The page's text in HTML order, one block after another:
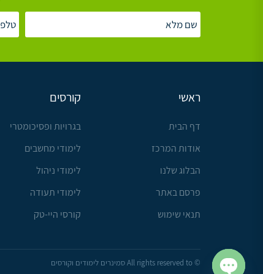
ראשי
דף הבית
אודות המרכז
הבלוג שלנו
פרסם באתר
תנאי שימוש
קורסים
בגרויות ופסיכומטרי
לימודי מחשבים
לימודי ניהול
לימודי תעודה
קורסי היי-טק
© All rights reserved to סמינרים לימודים וקורסים